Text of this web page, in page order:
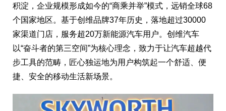
积淀，企业规模形成如今的“商乘并举”模式，远销全球68
个国家地区。基于创维品牌37年历史，落地超过30000
家渠道门店，服务超20万新能源汽车用户。创维汽车
以“奋斗者的第三空间”为核心理念，致力于让汽车超越代
步工具的范畴，匠心独运地为用户构筑起一个舒适、便
捷、安全的移动生活新场景。